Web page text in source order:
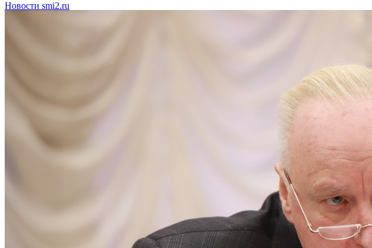
Новости smi2.ru